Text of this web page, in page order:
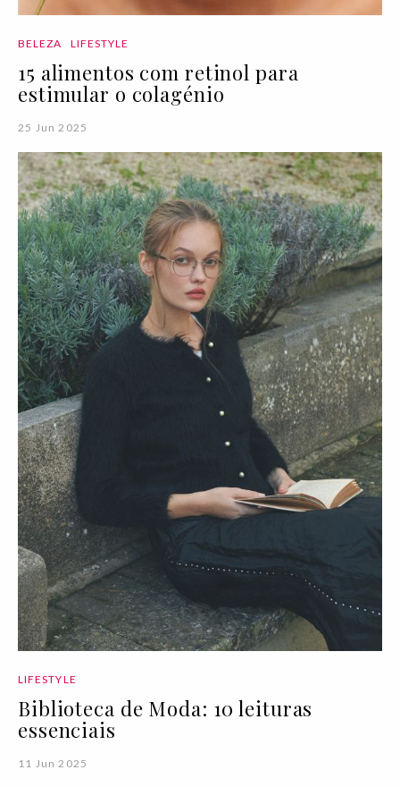
BELEZA LIFESTYLE
15 alimentos com retinol para
estimular o colagénio
25 Jun 2025
LIFESTYLE
Biblioteca de Moda: 10 leituras
essenciais
11 Jun 2025